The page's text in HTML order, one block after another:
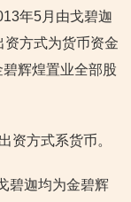
年5月由戈碧迦
资方式为货币资金
辉煌置业全部股
资方式系货币。
碧迦均为金碧辉